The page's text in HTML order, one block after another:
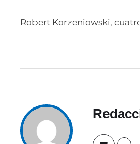
Robert Korzeniowski,